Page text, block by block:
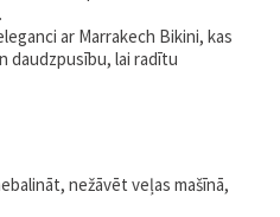
ar Marrakech Bikini, kas
daudzpusību, lai radītu
nežāvēt veļas mašīnā,